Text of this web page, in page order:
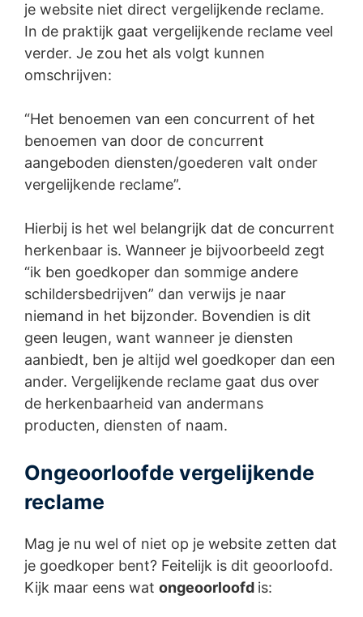
je website niet direct vergelijkende reclame.
In de praktijk gaat vergelijkende reclame veel
verder. Je zou het als volgt kunnen
omschrijven:
“Het benoemen van een concurrent of het
benoemen van door de concurrent
aangeboden diensten/goederen valt onder
vergelijkende reclame”.
Hierbij is het wel belangrijk dat de concurrent
herkenbaar is. Wanneer je bijvoorbeeld zegt
“ik ben goedkoper dan sommige andere
schildersbedrijven” dan verwijs je naar
niemand in het bijzonder. Bovendien is dit
geen leugen, want wanneer je diensten
aanbiedt, ben je altijd wel goedkoper dan een
ander. Vergelijkende reclame gaat dus over
de herkenbaarheid van andermans
producten, diensten of naam.
Ongeoorloofde vergelijkende
reclame
Mag je nu wel of niet op je website zetten dat
je goedkoper bent? Feitelijk is dit geoorloofd.
Kijk maar eens wat ongeoorloofd is: